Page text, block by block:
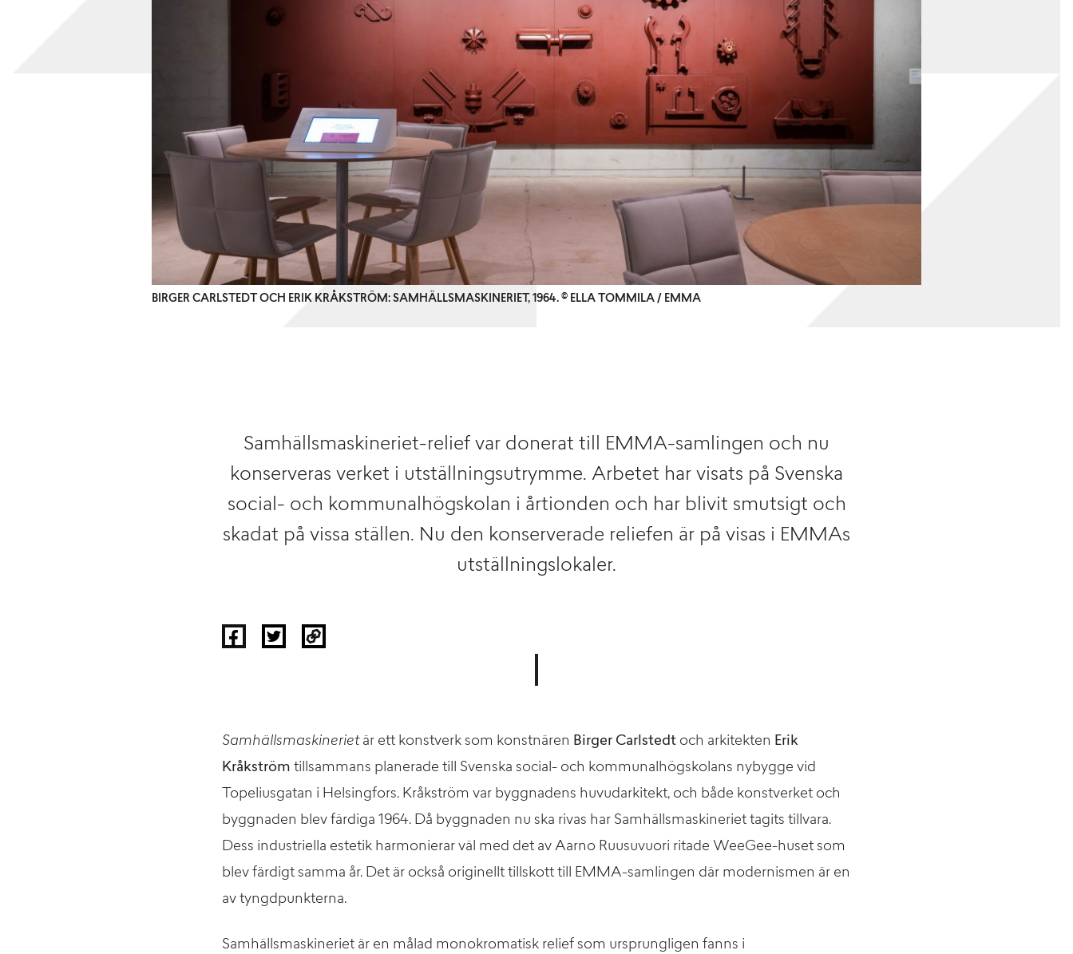
BIRGER CARLSTEDT OCH ERIK KRÅKSTRÖM: SAMHÄLLSMASKINERIET, 1964. © ELLA TOMMILA / EMMA
Samhällsmaskineriet-relief var donerat till EMMA-samlingen och nu
konserveras verket i utställningsutrymme. Arbetet har visats på Svenska
social- och kommunalhögskolan i årtionden och har blivit smutsigt och
skadat på vissa ställen. Nu den konserverade reliefen är på visas i EMMAs
utställningslokaler.
Samhällsmaskinerietär ett konstverk som konstnären Birger Carlstedt och arkitekten Erik
Kråkström tillsammans planerade till Svenska social- och kommunalhögskolans nybygge vid
Topeliusgatan i Helsingfors. Kråkström var byggnadens huvudarkitekt, och både konstverket och
byggnaden blev färdiga 1964. Då byggnaden nu ska rivas har Samhällsmaskineriet tagits tillvara.
Dess industriella estetik harmonierar väl med det av Aarno Ruusuvuori ritade WeeGee-huset som
blev färdigt samma år. Det är också originellt tillskott till EMMA-samlingen där modernismen är en
av tyngdpunkterna.
Samhällsmaskineriet är en målad monokromatisk relief som ursprungligen fanns i